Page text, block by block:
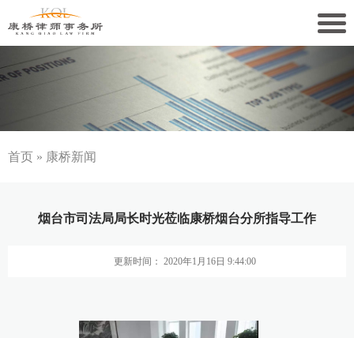
关于康桥
康桥文化
康桥党建
业务领域
首页 » 康桥新闻
烟台市司法局局长时光莅临康桥烟台分所指导工作
更新时间： 2020年1月16日 9:44:00